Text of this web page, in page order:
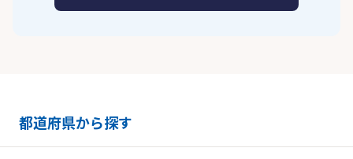
都道府県から探す